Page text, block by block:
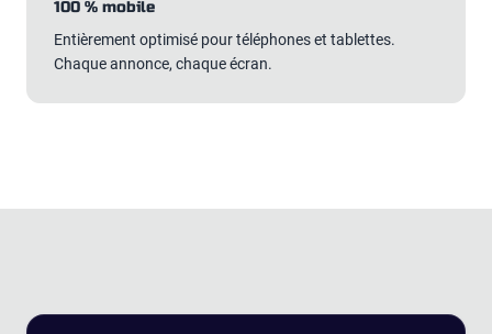
100 % mobile
Entièrement optimisé pour téléphones et tablettes.
Chaque annonce, chaque écran.